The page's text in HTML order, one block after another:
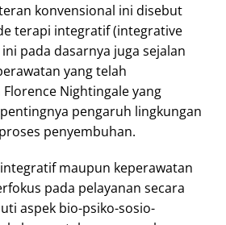
konvensional ini disebut
terapi integratif (integrative
pada dasarnya juga sejalan
yang telah
Nightingale yang
pengaruh lingkungan
penyembuhan.
maupun keperawatan
pada pelayanan secara
aspek bio-psiko-sosio-